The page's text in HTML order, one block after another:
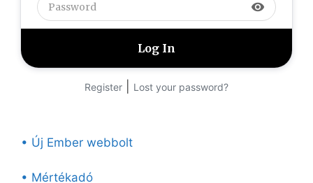
visibility
Register Lost your password?
• Új Ember webbolt
• Mértékadó